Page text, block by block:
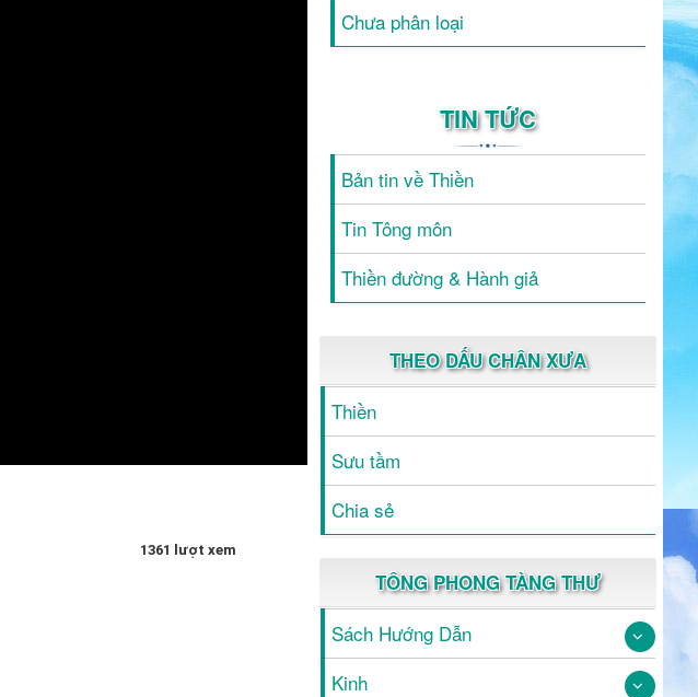
1361 lượt xem
Chưa phân loại
TIN TỨC
Bản tin về Thiền
Tin Tông môn
Thiền đường & Hành giả
THEO DẤU CHÂN XƯA
Thiền
Sưu tầm
Chia sẻ
TÔNG PHONG TÀNG THƯ
Sách Hướng Dẫn
Kinh